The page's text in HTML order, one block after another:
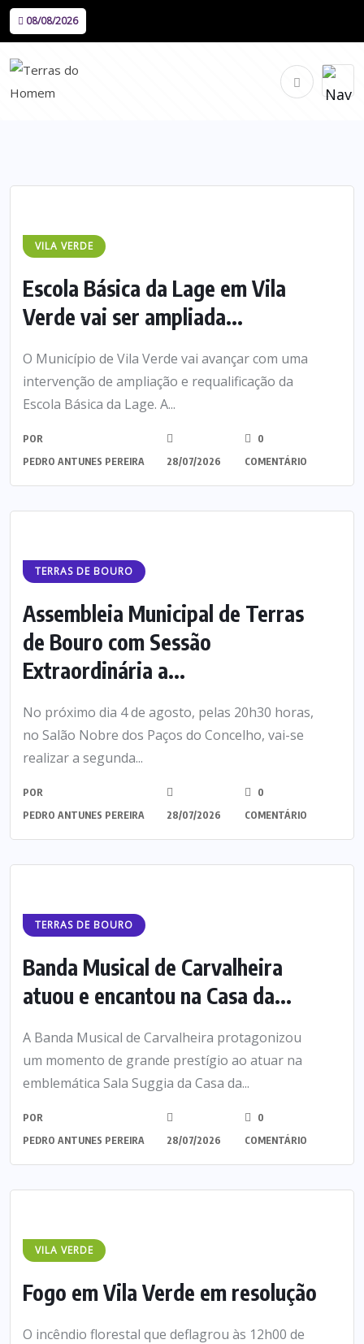
08/08/2026
VILA VERDE
Escola Básica da Lage em Vila
Verde vai ser ampliada...
O Município de Vila Verde vai avançar com uma
intervenção de ampliação e requalificação da
Escola Básica da Lage. A...
POR
PEDRO ANTUNES PEREIRA
28/07/2026
0
COMENTÁRIO
TERRAS DE BOURO
Assembleia Municipal de Terras
de Bouro com Sessão
Extraordinária a...
No próximo dia 4 de agosto, pelas 20h30 horas,
no Salão Nobre dos Paços do Concelho, vai-se
realizar a segunda...
POR
PEDRO ANTUNES PEREIRA
28/07/2026
0
COMENTÁRIO
TERRAS DE BOURO
Banda Musical de Carvalheira
atuou e encantou na Casa da...
A Banda Musical de Carvalheira protagonizou
um momento de grande prestígio ao atuar na
emblemática Sala Suggia da Casa da...
POR
PEDRO ANTUNES PEREIRA
28/07/2026
0
COMENTÁRIO
VILA VERDE
Fogo em Vila Verde em resolução
O incêndio florestal que deflagrou às 12h00 de